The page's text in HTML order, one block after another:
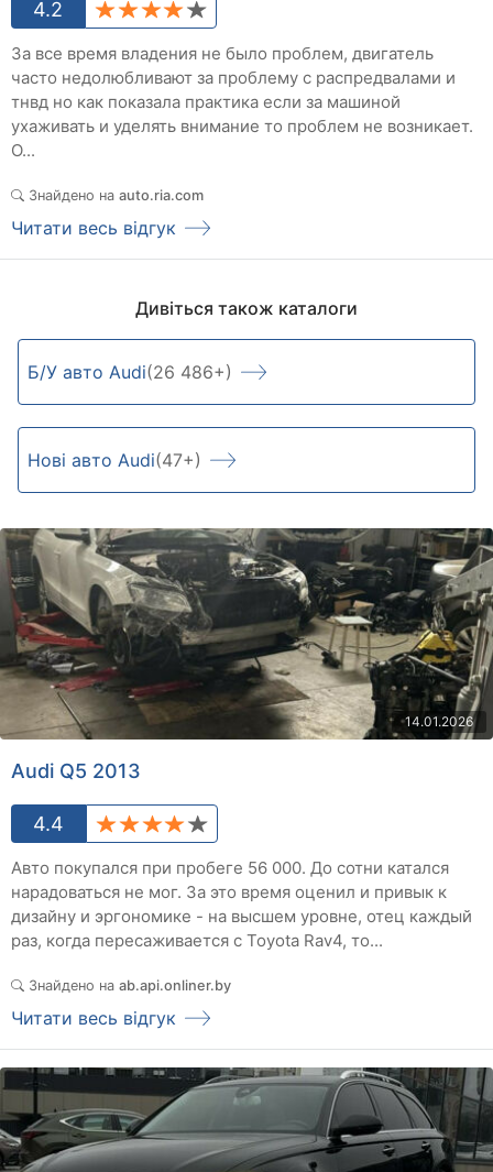
4.2
За все время владения не было проблем, двигатель
часто недолюбливают за проблему с распредвалами и
тнвд но как показала практика если за машиной
ухаживать и уделять внимание то проблем не возникает.
О...
Знайдено на auto.ria.com
Читати весь відгук
Дивіться також каталоги
Б/У авто Audi(26 486+)
Нові авто Audi(47+)
14.01.2026
Audi Q5 2013
4.4
Авто покупался при пробеге 56 000. До сотни катался
нарадоваться не мог. За это время оценил и привык к
дизайну и эргономике - на высшем уровне, отец каждый
раз, когда пересаживается с Toyota Rav4, то...
Знайдено на ab.api.onliner.by
Читати весь відгук